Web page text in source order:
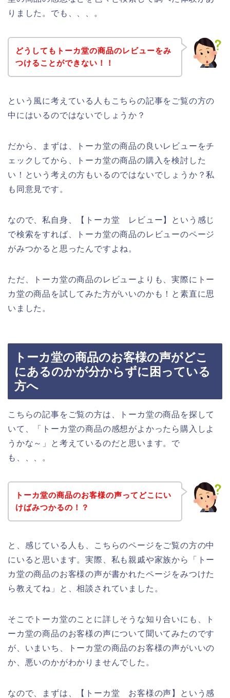
りました。でも、、、。
どうしてもトーカ堂の商品のレビューをみ
つけることができない！！
という風に考えている人もこちらの記事をご覧の方の
中にはいるのではないでしょうか？
だから、まずは、トーカ堂の商品の良いレビューをチ
ェックしてから、トーカ堂の商品の購入を検討した
い！という考えの方もいるのではないでしょうか？私
も同意見です。
なので、私自身、【トーカ堂 レビュー】という感じ
で検索をすれば、トーカ堂の商品のレビューのページ
がみつかると思ったんですよね。
ただ、トーカ堂の商品のレビューよりも、実際にトー
カ堂の商品を試してみた方がいいのかも！と素直に思
いました。
トーカ堂の商品のお客様の声がどこ
にあるのかが分からずに困っている
方へ
こちらの記事をご覧の方は、トーカ堂の商品を探して
いて、「トーカ堂の商品の感想がよかったら購入しよ
うかな～」と考えているのだと思います。で
も、、、。
トーカ堂の商品のお客様の声ってどこにい
けばみつかるの！？
と、感じている人も、こちらのページをご覧の方の中
にいると思います。実際、私も親戚や家族から「トー
カ堂の商品のお客様の声が書かれたページをみつけた
ら教えてね」と、相談されていました。
そこでトーカ堂のことに詳しそうな知り合いにも、ト
ーカ堂の商品のお客様の声について聞いてみたのです
が、いまいち、トーカ堂の商品のお客様の声がいいの
か、悪いのかがわかりませんでした。
なので、まずは、【トーカ堂 お客様の声】という感